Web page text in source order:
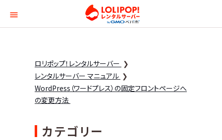
ロリポップ！レンタル
ロリポップ！レンタルサーバー
レンタルサーバー マニュアル
WordPress（ワードプレス）の固定フロントページへ
の変更方法
カテゴリー